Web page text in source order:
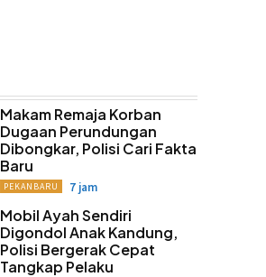
Makam Remaja Korban
Dugaan Perundungan
Dibongkar, Polisi Cari Fakta
Baru
PEKANBARU 7 jam
Mobil Ayah Sendiri
Digondol Anak Kandung,
Polisi Bergerak Cepat
Tangkap Pelaku